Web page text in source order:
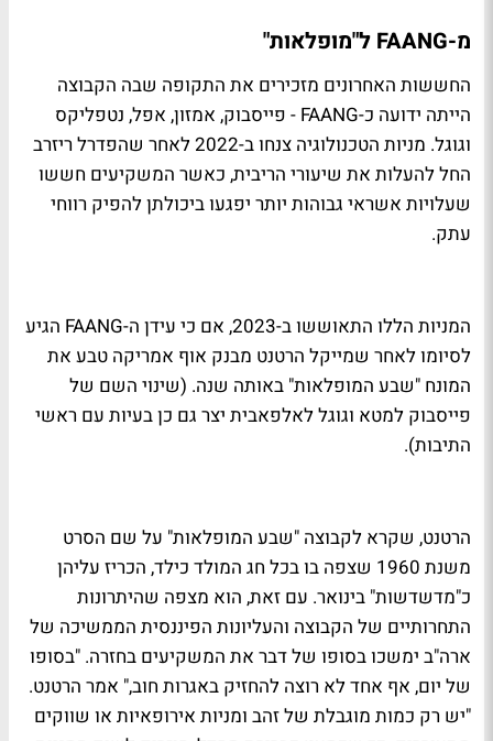
מ-FAANG ל"מופלאות"
החששות האחרונים מזכירים את התקופה שבה הקבוצה
הייתה ידועה כ-FAANG - פייסבוק, אמזון, אפל, נטפליקס
וגוגל. מניות הטכנולוגיה צנחו ב-2022 לאחר שהפדרל ריזרב
החל להעלות את שיעורי הריבית, כאשר המשקיעים חששו
שעלויות אשראי גבוהות יותר יפגעו ביכולתן להפיק רווחי
עתק.
המניות הללו התאוששו ב-2023, אם כי עידן ה-FAANG הגיע
לסיומו לאחר שמייקל הרטנט מבנק אוף אמריקה טבע את
המונח "שבע המופלאות" באותה שנה. (שינוי השם של
פייסבוק למטא וגוגל לאלפאבית יצר גם כן בעיות עם ראשי
התיבות).
הרטנט, שקרא לקבוצה "שבע המופלאות" על שם הסרט
משנת 1960 שצפה בו בכל חג המולד כילד, הכריז עליהן
כ"מדשדשות" בינואר. עם זאת, הוא מצפה שהיתרונות
התחרותיים של הקבוצה והעליונות הפיננסית הממשיכה של
ארה"ב ימשכו בסופו של דבר את המשקיעים בחזרה. "בסופו
של יום, אף אחד לא רוצה להחזיק באגרות חוב," אמר הרטנט.
"יש רק כמות מוגבלת של זהב ומניות אירופאיות או שווקים